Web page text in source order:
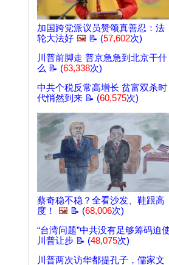
加国跨党派议员赞颂真善忍：法
轮大法好 🖼️ 📝 (57,602次)
川普前脚走 普京急急到北京干什
么 📝 (63,338次)
中共个税反常高增长 贫富双杀时
代悄然到来 📝 (60,575次)
蔡奇稳不稳？全看沙发、鞋跟高
度！
🖼️ 📝 (68,006次)
“台湾问题”中共没有足够筹码迫
川普让步 📝 (48,075次)
川普两次访华都提孔子，儒家文